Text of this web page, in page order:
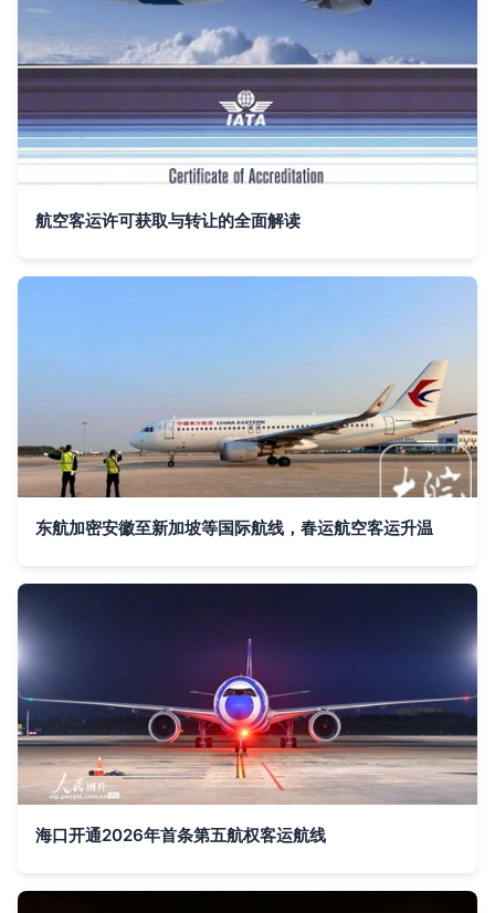
航空客运许可获取与转让的全面解读
东航加密安徽至新加坡等国际航线，春运航空客运升温
海口开通2026年首条第五航权客运航线